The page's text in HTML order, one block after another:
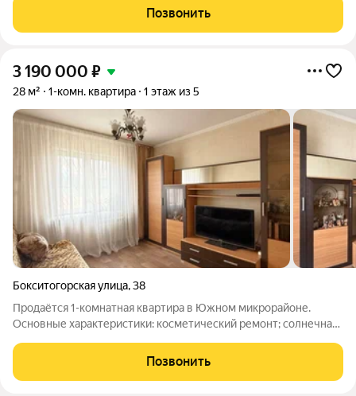
территории комплекса обустроены парковочные места (всего
128), а также детские и спортивные
Позвонить
3 190 000 ₽
28 м² 1-комн. квартира 1 этаж из 5
Бокситогорская улица,38
Продаётся 1-комнатная квартира в Южном микрорайоне.
Основные характеристики: косметический ремонт; солнечная
шаговой доступности: школа № 25; детские сады № 61 и № 45;
универсам «Южный»; ТЦ
Позвонить